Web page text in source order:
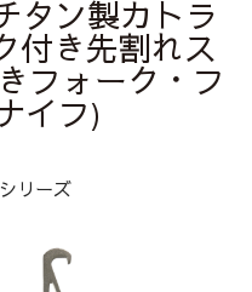
タン製カトラ
付き先割れス
フォーク・フ
イフ)
リーズ